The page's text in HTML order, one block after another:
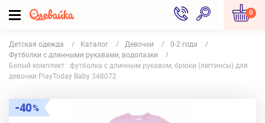
0
Детская одежда Каталог Девочки
0-2 года
Футболки с длинными рукавами, водолазки
Белый комплект : футболка с длинным рукавом, брюки (леггинсы) для
девочки PlayToday Baby 348072
40